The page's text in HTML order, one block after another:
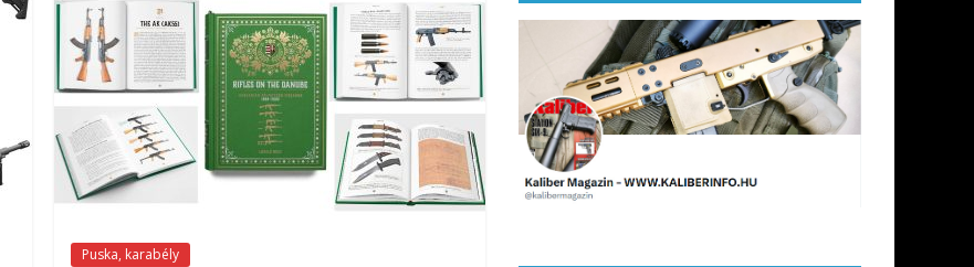
Puska, karabély